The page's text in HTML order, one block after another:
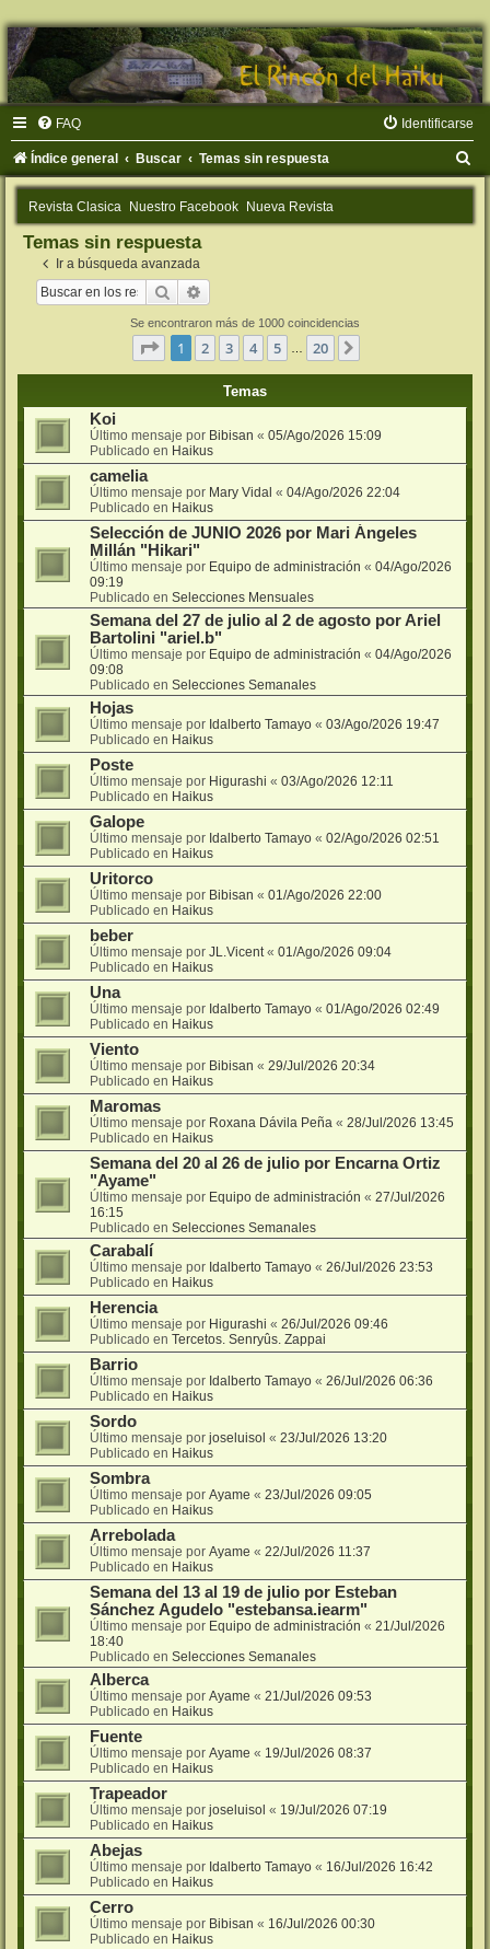
FAQ Identificarse
Índice general Buscar Temas sin respuesta
u
Revista Clasica Nuestro Facebook Nueva Revista
Temas sin respuesta
Ir a búsqueda avanzada
Buscar
Se encontraron más de 1000 coincidencias
Página de 20
1 2 3 4 5 20
Temas
Koi
Último mensaje por Bibisan « 05/Ago/2026 15:09
Publicado en Haikus
camelia
Último mensaje por Mary Vidal « 04/Ago/2026 22:04
Publicado en Haikus
Selección de JUNIO 2026 por Mari Ángeles
Millán "Hikari"
Último mensaje por Equipo de administración « 04/Ago/2026
09:19
Publicado en Selecciones Mensuales
Semana del 27 de julio al 2 de agosto por Ariel
Bartolini "ariel.b"
Último mensaje por Equipo de administración « 04/Ago/2026
09:08
Publicado en Selecciones Semanales
Hojas
Último mensaje por Idalberto Tamayo « 03/Ago/2026 19:47
Publicado en Haikus
Poste
Último mensaje por Higurashi « 03/Ago/2026 12:11
Publicado en Haikus
Galope
Último mensaje por Idalberto Tamayo « 02/Ago/2026 02:51
Publicado en Haikus
Uritorco
Último mensaje por Bibisan « 01/Ago/2026 22:00
Publicado en Haikus
beber
Último mensaje por JL.Vicent« 01/Ago/2026 09:04
Publicado en Haikus
Una
Último mensaje por Idalberto Tamayo « 01/Ago/2026 02:49
Publicado en Haikus
Viento
Último mensaje por Bibisan « 29/Jul/2026 20:34
Publicado en Haikus
Maromas
Último mensaje por Roxana Dávila Peña « 28/Jul/2026 13:45
Publicado en Haikus
Semana del 20 al 26 de julio por Encarna Ortiz
"Ayame"
Último mensaje por Equipo de administración « 27/Jul/2026
16:15
Publicado en Selecciones Semanales
Carabalí
Último mensaje por Idalberto Tamayo « 26/Jul/2026 23:53
Publicado en Haikus
Herencia
Último mensaje por Higurashi « 26/Jul/2026 09:46
Publicado en Tercetos. Senryûs. Zappai
Barrio
Último mensaje por Idalberto Tamayo « 26/Jul/2026 06:36
Publicado en Haikus
Sordo
Último mensaje por joseluisol « 23/Jul/2026 13:20
Publicado en Haikus
Sombra
Último mensaje por Ayame « 23/Jul/2026 09:05
Publicado en Haikus
Arrebolada
Último mensaje por Ayame « 22/Jul/2026 11:37
Publicado en Haikus
Semana del 13 al 19 de julio por Esteban
Sánchez Agudelo "estebansa.iearm"
Último mensaje por Equipo de administración « 21/Jul/2026
18:40
Publicado en Selecciones Semanales
Alberca
Último mensaje por Ayame « 21/Jul/2026 09:53
Publicado en Haikus
Fuente
Último mensaje por Ayame « 19/Jul/2026 08:37
Publicado en Haikus
Trapeador
Último mensaje por joseluisol « 19/Jul/2026 07:19
Publicado en Haikus
Abejas
Último mensaje por Idalberto Tamayo « 16/Jul/2026 16:42
Publicado en Haikus
Cerro
Último mensaje por Bibisan « 16/Jul/2026 00:30
Publicado en Haikus